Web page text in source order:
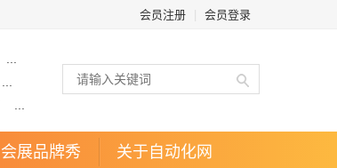
会员注册 会员登录
会展品牌秀 关于自动化网